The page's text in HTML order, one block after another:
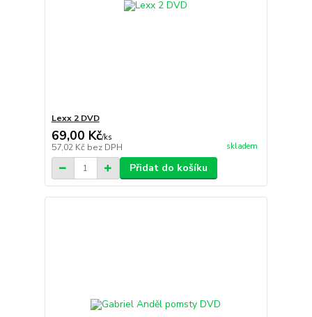
Lexx 2 DVD
69,00 Kč/ks
57,02 Kč bez DPH skladem
Přidat do košíku